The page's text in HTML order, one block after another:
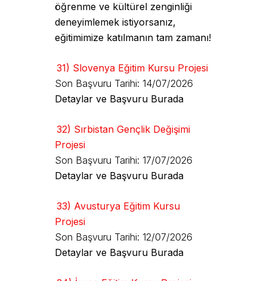
öğrenme ve kültürel zenginliği
deneyimlemek istiyorsanız,
eğitimimize katılmanın tam zamanı!
31) Slovenya Eğitim Kursu Projesi
Son Başvuru Tarihi: 14/07/2026
Detaylar ve Başvuru Burada
32) Sırbistan Gençlik Değişimi
Projesi
Son Başvuru Tarihi: 17/07/2026
Detaylar ve Başvuru Burada
33) Avusturya Eğitim Kursu
Projesi
Son Başvuru Tarihi: 12/07/2026
Detaylar ve Başvuru Burada